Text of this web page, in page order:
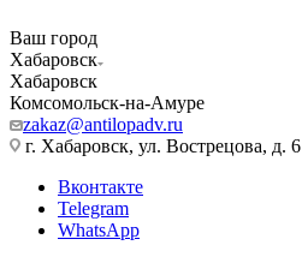
Ваш город
Хабаровск
Хабаровск
Комсомольск-на-Амуре
zakaz@antilopadv.ru
г. Хабаровск, ул. Вострецова, д. 6
Вконтакте
Telegram
WhatsApp